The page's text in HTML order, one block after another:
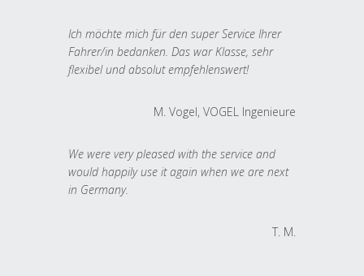
Ich möchte mich für den super Service Ihrer
Fahrer/in bedanken. Das war Klasse, sehr
flexibel und absolut empfehlenswert!
M. Vogel, VOGEL Ingenieure
We were very pleased with the service and
would happily use it again when we are next
in Germany.
T. M.